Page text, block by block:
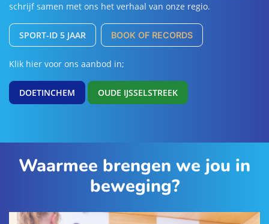
schrijf samen met ons het verhaal van onze regio.
SPORT-ID 5 JAAR BOOK OF RECORDS
Klik hier voor ons aanbod in;
DOETINCHEM OUDE IJSSELSTREEK
Waarmee brengen we jou in
beweging?